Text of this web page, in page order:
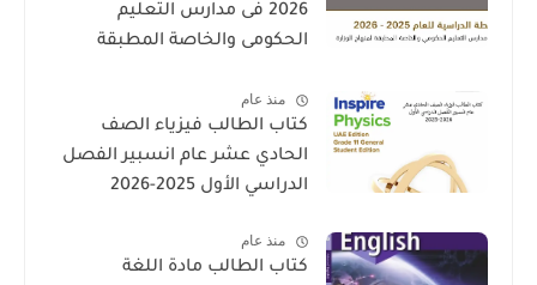
2026 فى مدارس التعليم
الحكومى والخاصة المطبقة
منذ عام
كتاب الطالب فيزياء الصف
الحادي عشر عام انسبير الفصل
الدراسي الأول 2025-2026
منذ عام
كتاب الطالب مادة اللغة